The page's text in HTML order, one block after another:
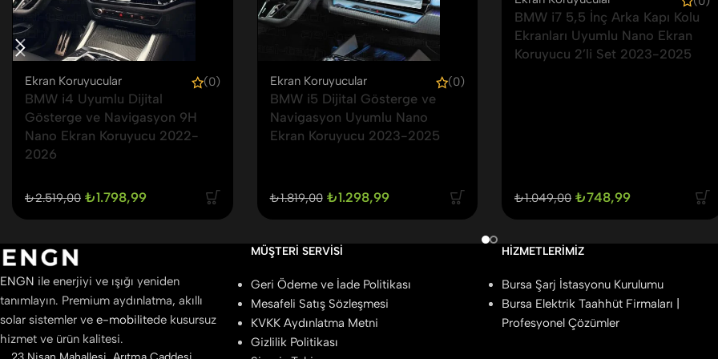
Ekran Koruyucular (0)
BMW i4 Uyumlu Dijital
Gösterge ve Navigasyon 9H
Nano Ekran Koruyucu 2022-
2026
₺2.519,00 ₺1.798,99
Ekran Koruyucular (0)
BMW i5 Dijital Gösterge ve
Navigasyon Uyumlu Nano
Ekran Koruyucu 2023-2025
₺1.819,00 ₺1.298,99
BMW i7 5,5 İnç Arka Kapı Kolu
Ekranları Uyumlu Nano Ekran
Koruyucu 2’li Set 2023-2025
₺1.049,00 ₺748,99
ENGN ile enerjiyi ve ışığı yeniden
tanımlayın. Premium aydınlatma, akıllı
solar sistemler ve e-mobilitede kusursuz
hizmet ve ürün kalitesi.
MÜŞTERI SERVISI
Geri Ödeme ve İade Politikası
Mesafeli Satış Sözleşmesi
KVKK Aydınlatma Metni
Gizlilik Politikası
HIZMETLERIMIZ
Bursa Şarj İstasyonu Kurulumu
Bursa Elektrik Taahhüt Firmaları |
Profesyonel Çözümler